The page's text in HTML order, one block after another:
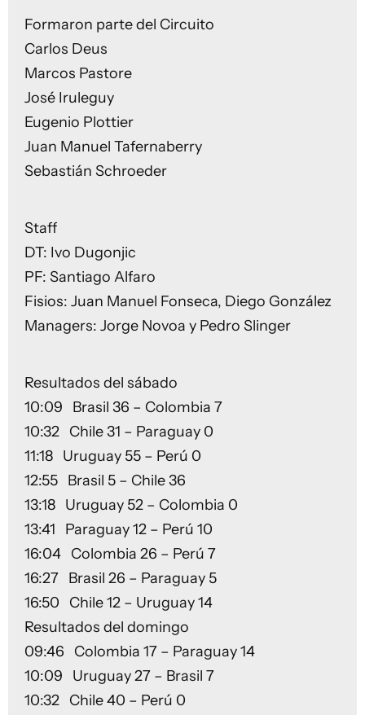
Formaron parte del Circuito
Carlos Deus
Marcos Pastore
José Iruleguy
Eugenio Plottier
Juan Manuel Tafernaberry
Sebastián Schroeder
Staff
DT: Ivo Dugonjic
PF: Santiago Alfaro
Fisios: Juan Manuel Fonseca, Diego González
Managers: Jorge Novoa y Pedro Slinger
Resultados del sábado
10:09 Brasil 36 – Colombia 7
10:32 Chile 31 – Paraguay 0
11:18 Uruguay 55 – Perú 0
12:55 Brasil 5 – Chile 36
13:18 Uruguay 52 – Colombia 0
13:41 Paraguay 12 – Perú 10
16:04 Colombia 26 – Perú 7
16:27 Brasil 26 – Paraguay 5
16:50 Chile 12 – Uruguay 14
Resultados del domingo
09:46 Colombia 17 – Paraguay 14
10:09 Uruguay 27 – Brasil 7
10:32 Chile 40 – Perú 0